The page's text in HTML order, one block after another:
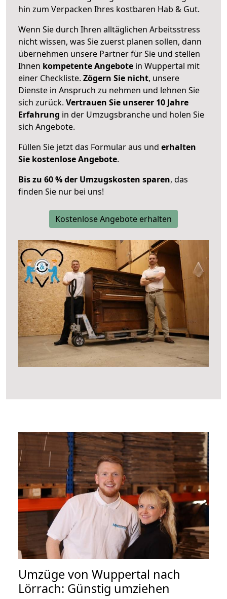
hin zum Verpacken Ihres kostbaren Hab & Gut.
Wenn Sie durch Ihren alltäglichen Arbeitsstress
nicht wissen, was Sie zuerst planen sollen, dann
übernehmen unsere Partner für Sie und stellen
Ihnen kompetente Angebote in Wuppertal mit
einer Checkliste. Zögern Sie nicht, unsere
Dienste in Anspruch zu nehmen und lehnen Sie
sich zurück. Vertrauen Sie unserer 10 Jahre
Erfahrung in der Umzugsbranche und holen Sie
sich Angebote.
Füllen Sie jetzt das Formular aus und erhalten
Sie kostenlose Angebote.
Bis zu 60 % der Umzugskosten sparen, das
finden Sie nur bei uns!
Kostenlose Angebote erhalten
Umzüge von Wuppertal nach
Lörrach: Günstig umziehen